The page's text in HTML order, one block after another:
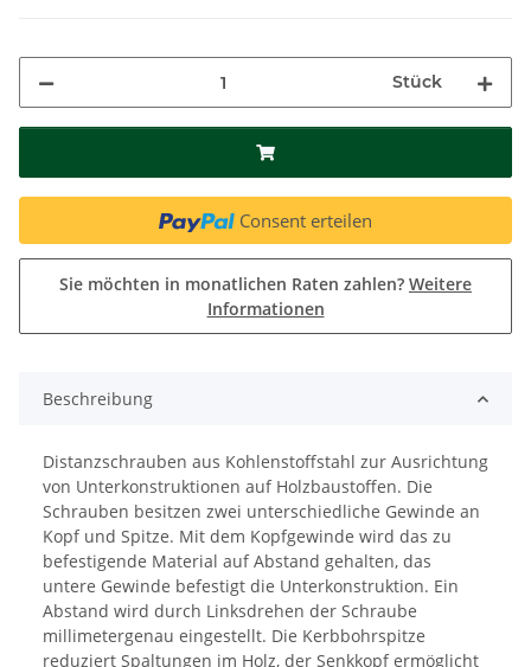
Stück
Consent erteilen
Sie möchten in monatlichen Raten zahlen? Weitere
Informationen
Beschreibung
Distanzschrauben aus Kohlenstoffstahl zur Ausrichtung
von Unterkonstruktionen auf Holzbaustoffen. Die
Schrauben besitzen zwei unterschiedliche Gewinde an
Kopf und Spitze. Mit dem Kopfgewinde wird das zu
befestigende Material auf Abstand gehalten, das
untere Gewinde befestigt die Unterkonstruktion. Ein
Abstand wird durch Linksdrehen der Schraube
millimetergenau eingestellt. Die Kerbbohrspitze
reduziert Spaltungen im Holz, der Senkkopf ermöglicht